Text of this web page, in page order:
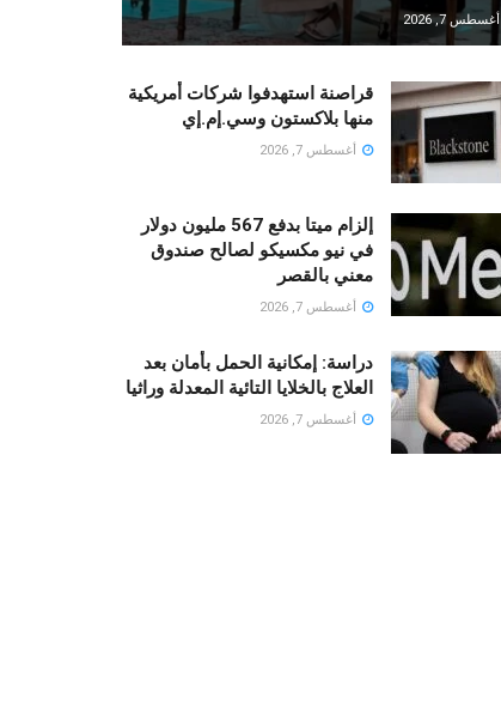
أغسطس 7, 2026
قراصنة استهدفوا شركات أمريكية
منها بلاكستون وسي.إم.إي
أغسطس 7, 2026
إلزام ميتا بدفع 567 مليون دولار
في نيو مكسيكو لصالح صندوق
معني بالقصر
أغسطس 7, 2026
دراسة: إمكانية الحمل بأمان بعد
العلاج بالخلايا التائية المعدلة وراثيا
أغسطس 7, 2026